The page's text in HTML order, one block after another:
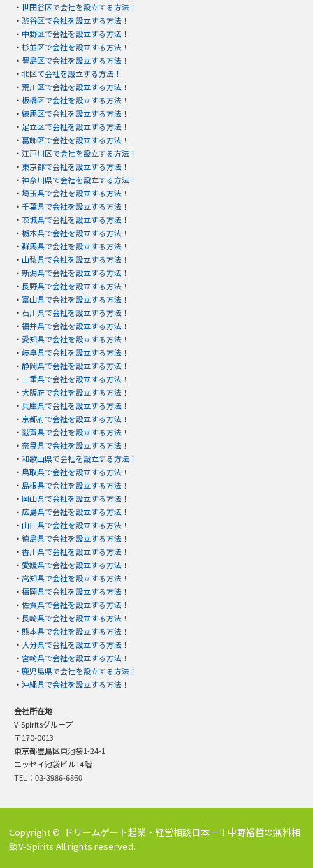
・ 世田谷区で会社を設立する方法！
・ 渋谷区で会社を設立する方法！
・ 中野区で会社を設立する方法！
・ 杉並区で会社を設立する方法！
・ 豊島区で会社を設立する方法！
・ 北区で会社を設立する方法！
・ 荒川区で会社を設立する方法！
・ 板橋区で会社を設立する方法！
・ 練馬区で会社を設立する方法！
・ 足立区で会社を設立する方法！
・ 葛飾区で会社を設立する方法！
・ 江戸川区で会社を設立する方法！
・ 東京都で会社を設立する方法！
・ 神奈川県で会社を設立する方法！
・ 埼玉県で会社を設立する方法！
・ 千葉県で会社を設立する方法！
・ 茨城県で会社を設立する方法！
・ 栃木県で会社を設立する方法！
・ 群馬県で会社を設立する方法！
・ 山梨県で会社を設立する方法！
・ 新潟県で会社を設立する方法！
・ 長野県で会社を設立する方法！
・ 富山県で会社を設立する方法！
・ 石川県で会社を設立する方法！
・ 福井県で会社を設立する方法！
・ 愛知県で会社を設立する方法！
・ 岐阜県で会社を設立する方法！
・ 静岡県で会社を設立する方法！
・ 三重県で会社を設立する方法！
・ 大阪府で会社を設立する方法！
・ 兵庫県で会社を設立する方法！
・ 京都府で会社を設立する方法！
・ 滋賀県で会社を設立する方法！
・ 奈良県で会社を設立する方法！
・ 和歌山県で会社を設立する方法！
・ 鳥取県で会社を設立する方法！
・ 島根県で会社を設立する方法！
・ 岡山県で会社を設立する方法！
・ 広島県で会社を設立する方法！
・ 山口県で会社を設立する方法！
・ 徳島県で会社を設立する方法！
・ 香川県で会社を設立する方法！
・ 愛媛県で会社を設立する方法！
・ 高知県で会社を設立する方法！
・ 福岡県で会社を設立する方法！
・ 佐賀県で会社を設立する方法！
・ 長崎県で会社を設立する方法！
・ 熊本県で会社を設立する方法！
・ 大分県で会社を設立する方法！
・ 宮崎県で会社を設立する方法！
・ 鹿児島県で会社を設立する方法！
・ 沖縄県で会社を設立する方法！
会社所在地
V-Spiritsグループ
〒170-0013
東京都豊島区東池袋1-24-1
ニッセイ池袋ビル14階
TEL：03-3986-6860
Copyright © ドリームゲート起業・経営相談日本一！中野裕哲の無料相
談V-Spirits All rights reserved.